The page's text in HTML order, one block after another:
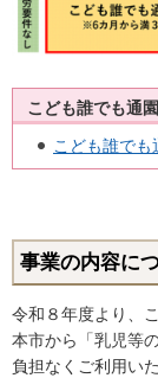
こども誰でも通
こども誰でも
事業の内容に
令和８年度より、
本市から「乳児等
負担なくご利用い